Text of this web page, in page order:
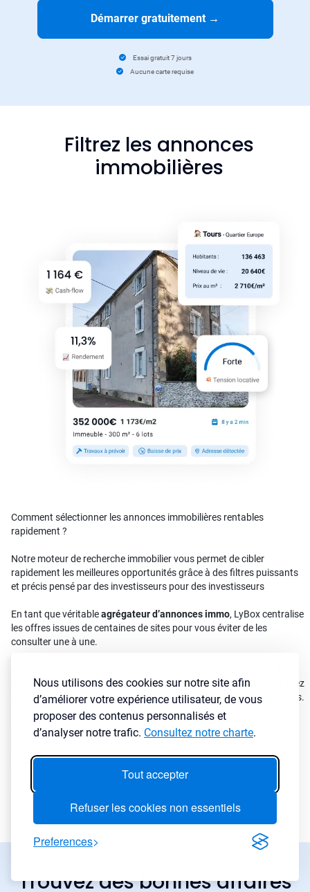
Nous utilisons des cookies sur notre site afin
d’améliorer votre expérience utilisateur, de vous
proposer des contenus personnalisés et
d’analyser notre trafic. Consultez notre charte.
Tout accepter
Refuser les cookies non essentiels
Preferences
Démarrer gratuitement →
Essai gratuit 7 jours
Aucune carte requise
Filtrez les annonces
immobilières
Comment sélectionner les annonces immobilières rentables
rapidement ?
Notre moteur de recherche immobilier vous permet de cibler
rapidement les meilleures opportunités grâce à des filtres puissants
et précis pensé par des investisseurs pour des investisseurs
En tant que véritableagrégateur d’annonces immo, LyBox centralise
les offres issues de centaines de sites pour vous éviter de les
consulter une à une.
par ville, prix, rendement, cash-flow, type de bien ou surface et laissez
notre agrégateur immobilier détecter les annonces les plus rentables.
Annonces immobilières urgentes→
Trouvez des bonnes affaires